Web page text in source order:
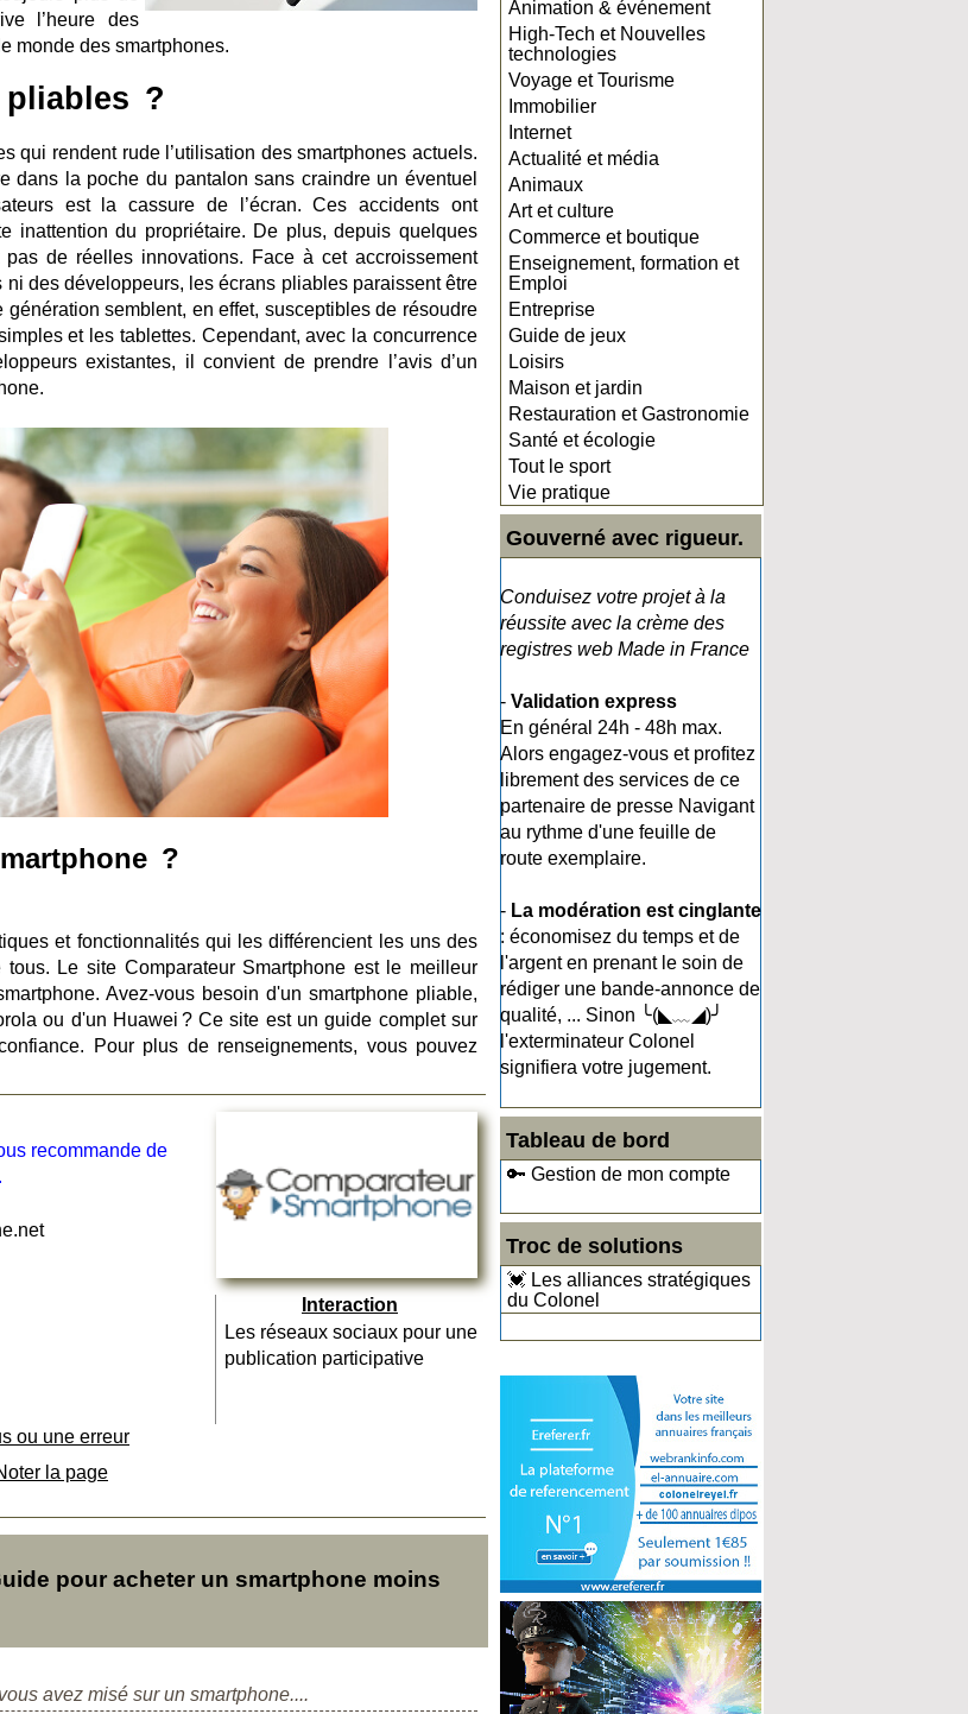
Animation & événement
High-Tech et Nouvelles
technologies
Voyage et Tourisme
Immobilier
Internet
Actualité et média
Animaux
Art et culture
Commerce et boutique
Enseignement, formation et
Emploi
Entreprise
Guide de jeux
Loisirs
Maison et jardin
Restauration et Gastronomie
Santé et écologie
Tout le sport
Vie pratique
Gouverné avec rigueur.
Conduisez votre projet à la
réussite avec la crème des
registres web Made in France
- Validation express
En général 24h - 48h max.
Alors engagez-vous et profitez
librement des services de ce
partenaire de presse Navigant
au rythme d'une feuille de
route exemplaire.
- La modération est cinglante
: économisez du temps et de
l'argent en prenant le soin de
rédiger une bande-annonce de
qualité, ... Sinon ╰(◣﹏◢)╯
l'exterminateur Colonel
signifiera votre jugement.
Tableau de bord
🔑 Gestion de mon compte
Troc de solutions
💓 Les alliances stratégiques
du Colonel
l’heure des
monde des smartphones.
pliables ?
qui rendent rude l’utilisation des smartphones actuels.
dans la poche du pantalon sans craindre un éventuel
est la cassure de l’écran. Ces accidents ont
inattention du propriétaire. De plus, depuis quelques
de réelles innovations. Face à cet accroissement
des développeurs, les écrans pliables paraissent être
semblent, en effet, susceptibles de résoudre
et les tablettes. Cependant, avec la concurrence
existantes, il convient de prendre l’avis d’un
?
et fonctionnalités qui les différencient les uns des
Le site Comparateur Smartphone est le meilleur
Avez-vous besoin d'un smartphone pliable,
ou d'un Huawei ? Ce site est un guide complet sur
Pour plus de renseignements, vous pouvez
recommande de
ou une erreur
la page
Interaction
Les réseaux sociaux pour une
publication participative
pour acheter un smartphone moins
avez misé sur un smartphone....